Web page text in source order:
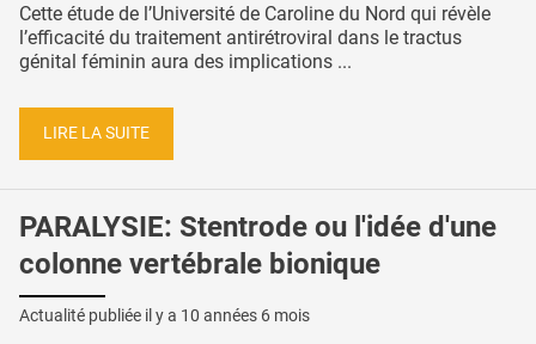
Cette étude de l’Université de Caroline du Nord qui révèle
l’efficacité du traitement antirétroviral dans le tractus
génital féminin aura des implications ...
LIRE LA SUITE
PARALYSIE: Stentrode ou l'idée d'une
colonne vertébrale bionique
Actualité publiée il y a 10 années 6 mois